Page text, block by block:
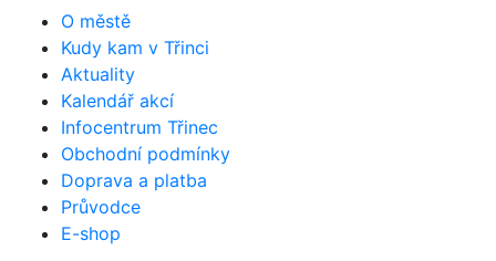
O městě
Kudy kam v Třinci
Aktuality
Kalendář akcí
Infocentrum Třinec
Obchodní podmínky
Doprava a platba
Průvodce
E-shop